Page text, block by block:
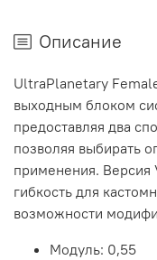
Описание
UltraPlanetary
выходным блоком
предоставляя два
позволяя выбирать
применения. Версия
гибкость для
возможности
Модуль: 0,55